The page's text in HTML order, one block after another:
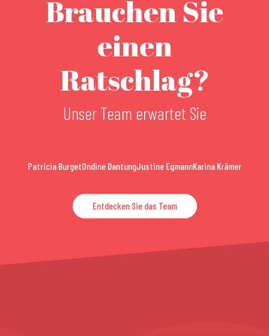
Brauchen Sie
einen
Ratschlag?
Unser Team erwartet Sie
Patricia BurgetOndine DantungJustine EgmannKarina Krämer
Entdecken Sie das Team